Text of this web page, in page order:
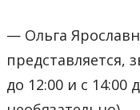
— Ольга
представляется,
до 12:00 и с 14:00